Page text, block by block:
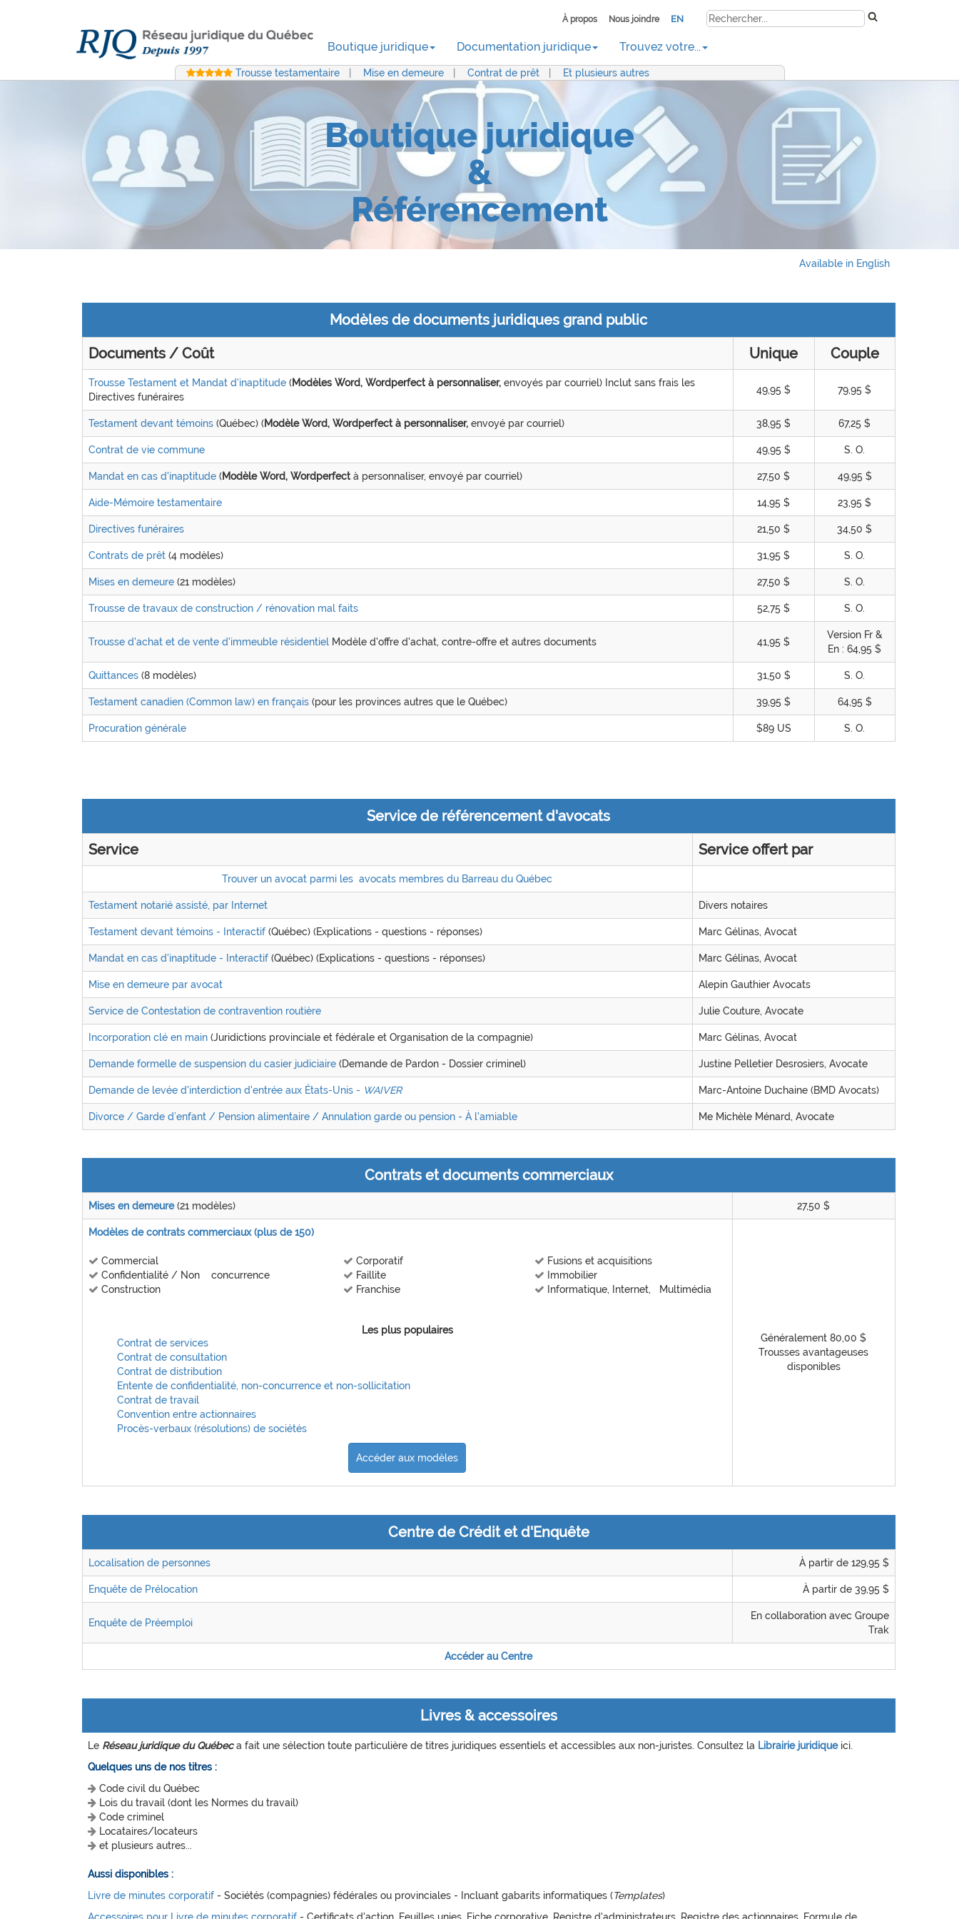
À propos Nous joindre EN
Boutique juridique Documentation juridique Trouvez votre...
Trousse testamentaire Mise en demeure Contrat de prêt Et plusieurs autres
Boutique juridique
&
Référencement
Available in English
Modèles de documents juridiques grand public
Documents / Coût
Unique Couple
Trousse Testament et Mandat d'inaptitude(Modèles Word, Wordperfect à personnaliser, envoyés par courriel) Inclut sans frais les
Directives funéraires
49,95 $ 79,95 $
Testament devant témoins(Québec) (Modèle Word, Wordperfect à personnaliser,envoyé par courriel) 38,95 $ 67,25 $
Contrat de vie commune 49,95 $ S. O.
Mandat en cas d'inaptitude(Modèle Word, Wordperfectà personnaliser, envoyé par courriel) 27,50 $ 49,95 $
Aide-Mémoire testamentaire 14,95 $ 23,95 $
Directives funéraires 21,50 $ 34,50 $
Contrats de prêt(4 modèles) 31,95 $ S. O.
Mises en demeure(21 modèles) 27,50 $ S. O.
Trousse de travaux de construction / rénovation mal faits 52,75 $ S. O.
Trousse d'achat et de vente d'immeuble résidentielModèle d'offre d'achat, contre-offre et autres documents 41,95 $
Version Fr &
En : 64,95 $
Quittances(8 modèles) 31,50 $ S. O.
Testament canadien (Common law) en français(pour les provinces autres que le Québec) 39,95 $ 64,95 $
Procuration générale $89 US S. O.
Service de référencement d'avocats
Service
Service offert par
Trouver un avocat parmi les avocats membres du Barreau du Québec
Testament notarié assisté, par Internet Divers notaires
Testament devant témoins - Interactif(Québec) (Explications - questions - réponses) Marc Gélinas, Avocat
Mandat en cas d'inaptitude - Interactif(Québec) (Explications - questions - réponses) Marc Gélinas, Avocat
Mise en demeure par avocat Alepin Gauthier Avocats
Service de Contestation de contravention routière Julie Couture, Avocate
Incorporation clé en main(Juridictions provinciale et fédérale et Organisation de la compagnie) Marc Gélinas, Avocat
Demande formelle de suspension du casier judiciaire(Demande de Pardon - Dossier criminel) Justine Pelletier Desrosiers, Avocate
Demande de levée d'interdiction d'entrée aux États-Unis - WAIVER Marc-Antoine Duchaine (BMD Avocats)
Divorce / Garde d’enfant / Pension alimentaire / Annulation garde ou pension - À l'amiable Me Michèle Ménard, Avocate
Contrats et documents commerciaux
Mises en demeure(21 modèles) 27,50 $
Modèles de contrats commerciaux (plus de 150)
Commercial
Confidentialité / Non concurrence
Construction
Corporatif
Faillite
Franchise
Fusions et acquisitions
Immobilier
Informatique, Internet, Multimédia
Les plus populaires
Contrat de services
Contrat de consultation
Contrat de distribution
Entente de confidentialité, non-concurrence et non-sollicitation
Contrat de travail
Convention entre actionnaires
Procès-verbaux (résolutions) de sociétés
Accéder aux modèles
Généralement 80,00 $
Trousses avantageuses
disponibles
Centre de Crédit et d'Enquête
Localisation de personnes À partir de 129,95 $
Enquête de Prélocation À partir de 39,95 $
Enquête de Préemploi
En collaboration avec Groupe
Trak
Accéder au Centre
Livres & accessoires
Le Réseau juridique du Québeca fait une sélection toute particulière de titres juridiques essentiels et accessibles aux non-juristes. Consultez la Librairie juridiqueici.
Quelques uns de nos titres :
Code civil du Québec
Lois du travail (dont les Normes du travail)
Code criminel
Locataires/locateurs
et plusieurs autres...
Aussi disponibles :
Livre de minutes corporatif - Sociétés (compagnies) fédérales ou provinciales - Incluant gabarits informatiques (Templates)